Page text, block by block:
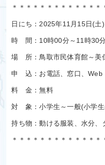
＊＊＊＊＊＊＊＊＊＊＊＊＊
日にち：2025年11月15日(土)
時 間：10時00分～11時30
場 所：鳥取市民体育館～美
申 込：お電話、窓口、Web
料 金：無料
対 象：小学生～一般(小学生
持ち物：動ける服装、水分、
＊＊＊＊＊＊＊＊＊＊＊＊＊